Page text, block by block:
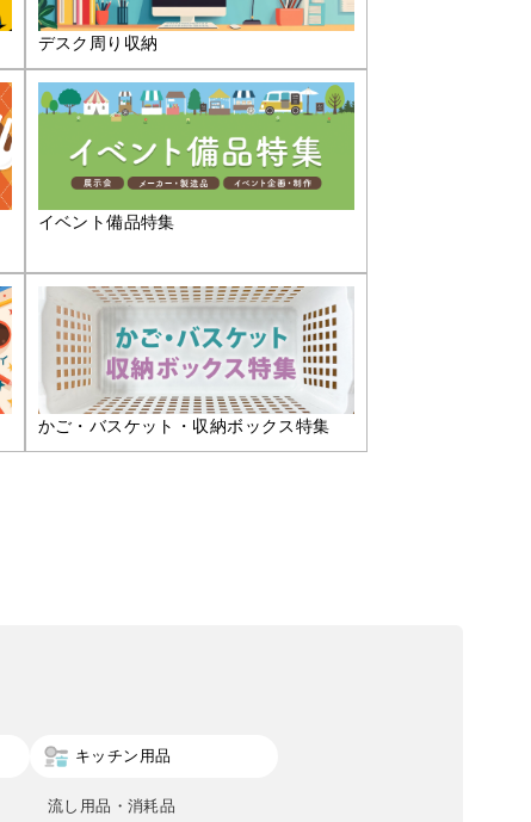
デスク周り収納
イベント備品特集
かご・バスケット・収納ボックス特集
キッチン用品
流し用品・消耗品